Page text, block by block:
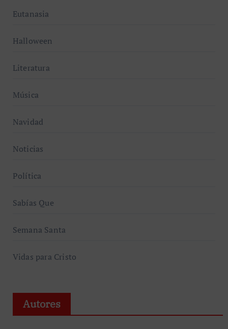
Eutanasia
Halloween
Literatura
Música
Navidad
Noticias
Política
Sabías Que
Semana Santa
Vidas para Cristo
Autores